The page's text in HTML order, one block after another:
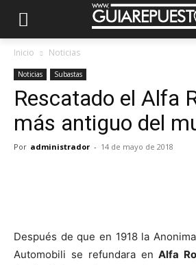
Inicio Noticias
Noticias Subastas
Rescatado el Alfa
más antiguo del
Por administrador - 14 de mayo de 2018
Después de que en 1918 la
Automobili se refundara enAlfa